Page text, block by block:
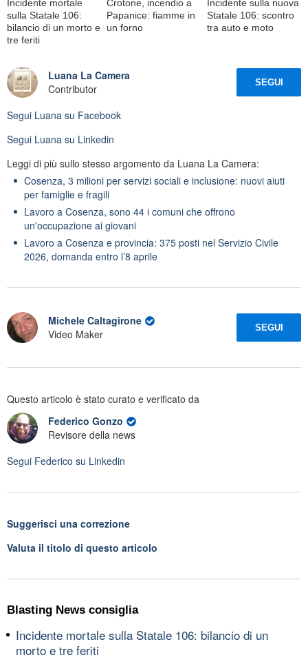
Incidente mortale
sulla Statale 106:
bilancio di un morto e
tre feriti
Crotone, incendio a
Papanice: fiamme in
un forno
Incidente sulla nuova
Statale 106: scontro
tra auto e moto
Luana La Camera
Contributor
SEGUI
Segui Luana su Facebook
Segui Luana su Linkedin
Leggi di più sullo stesso argomento da Luana La Camera:
Cosenza, 3 milioni per servizi sociali e inclusione: nuovi aiuti
per famiglie e fragili
Lavoro a Cosenza, sono 44 i comuni che offrono
un'occupazione ai giovani
Lavoro a Cosenza e provincia: 375 posti nel Servizio Civile
2026, domanda entro l’8 aprile
Michele Caltagirone
Video Maker
SEGUI
Questo articolo è stato curato e verificato da
Federico Gonzo
Revisore della news
Segui Federico su Linkedin
Suggerisci una correzione
Valuta il titolo di questo articolo
Blasting News consiglia
Incidente mortale sulla Statale 106: bilancio di un
morto e tre feriti